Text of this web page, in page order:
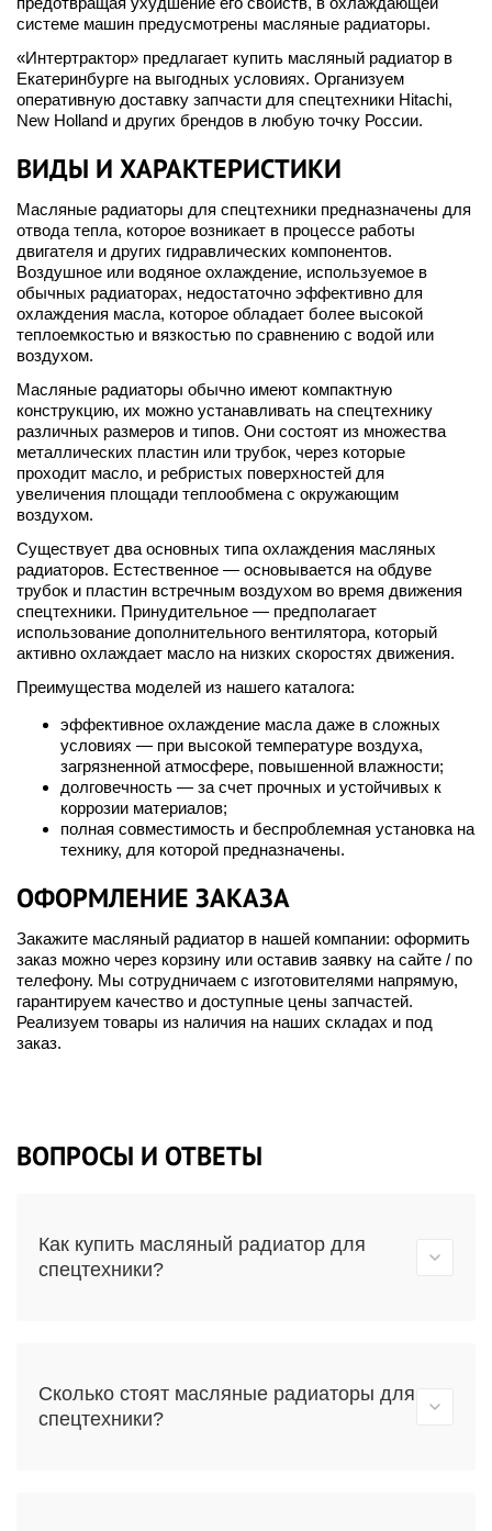
системе машин предусмотрены масляные радиаторы.
«Интертрактор» предлагает купить масляный радиатор в
Екатеринбурге на выгодных условиях. Организуем
оперативную доставку запчасти для спецтехники Hitachi,
New Holland и других брендов в любую точку России.
ВИДЫ И ХАРАКТЕРИСТИКИ
Масляные радиаторы для спецтехники предназначены для
отвода тепла, которое возникает в процессе работы
двигателя и других гидравлических компонентов.
Воздушное или водяное охлаждение, используемое в
обычных радиаторах, недостаточно эффективно для
охлаждения масла, которое обладает более высокой
теплоемкостью и вязкостью по сравнению с водой или
воздухом.
Масляные радиаторы обычно имеют компактную
конструкцию, их можно устанавливать на спецтехнику
различных размеров и типов. Они состоят из множества
металлических пластин или трубок, через которые
проходит масло, и ребристых поверхностей для
увеличения площади теплообмена с окружающим
воздухом.
Существует два основных типа охлаждения масляных
радиаторов. Естественное — основывается на обдуве
трубок и пластин встречным воздухом во время движения
спецтехники. Принудительное — предполагает
использование дополнительного вентилятора, который
активно охлаждает масло на низких скоростях движения.
Преимущества моделей из нашего каталога:
эффективное охлаждение масла даже в сложных
условиях — при высокой температуре воздуха,
загрязненной атмосфере, повышенной влажности;
долговечность — за счет прочных и устойчивых к
коррозии материалов;
полная совместимость и беспроблемная установка на
технику, для которой предназначены.
ОФОРМЛЕНИЕ ЗАКАЗА
Закажите масляный радиатор в нашей компании: оформить
заказ можно через корзину или оставив заявку на сайте / по
телефону. Мы сотрудничаем с изготовителями напрямую,
гарантируем качество и доступные цены запчастей.
Реализуем товары из наличия на наших складах и под
заказ.
ВОПРОСЫ И ОТВЕТЫ
Как купить масляный радиатор для
спецтехники?
Сколько стоят масляные радиаторы для
спецтехники?